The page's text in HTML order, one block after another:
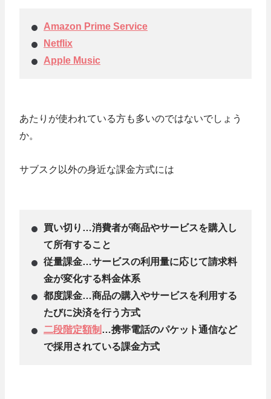
Amazon Prime Service
Netflix
Apple Music
あたりが使われている方も多いのではないでしょう
か。
サブスク以外の身近な課金方式には
買い切り…消費者が商品やサービスを購入し
て所有すること
従量課金…サービスの利用量に応じて請求料
金が変化する料金体系
都度課金…商品の購入やサービスを利用する
たびに決済を行う方式
二段階定額制 …携帯電話のパケット通信など
で採用されている課金方式